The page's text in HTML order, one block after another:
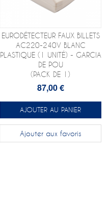
EURODÉTECTEUR FAUX BILLETS
AC220-240V BLANC
PLASTIQUE (1 UNITÉ) - GARCIA
DE POU
(PACK DE 1)
87,00 €
AJOUTER AU PANIER
Ajouter aux favoris